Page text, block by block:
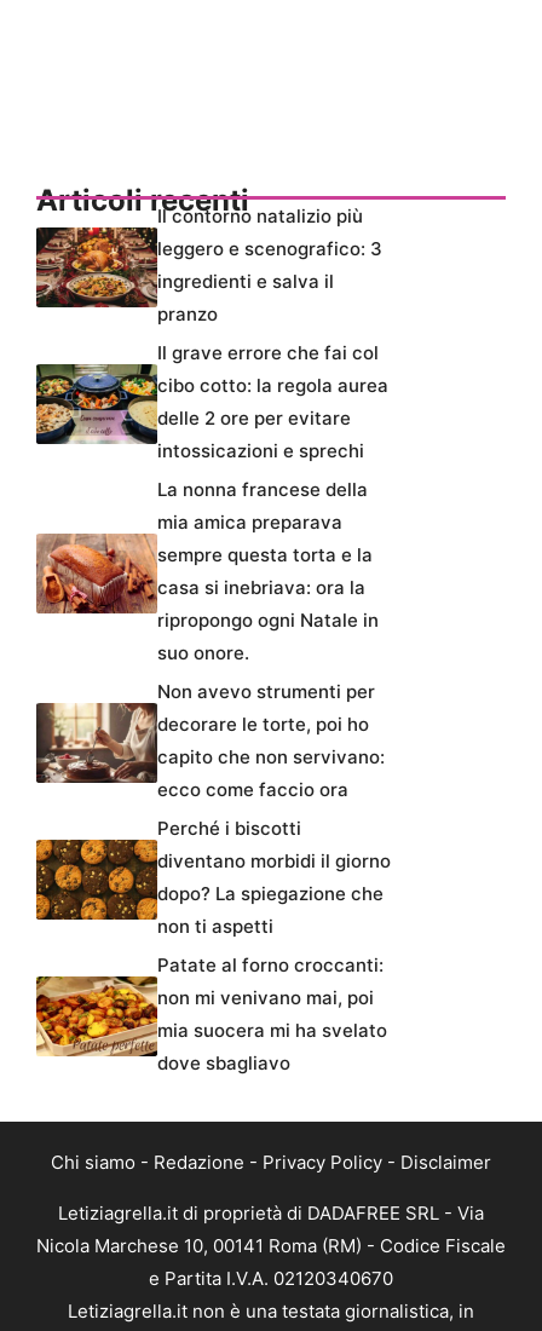
Articoli recentiIl contorno natalizio più
leggero e scenografico: 3
ingredienti e salva il
pranzo
Il grave errore che fai col
cibo cotto: la regola aurea
delle 2 ore per evitare
intossicazioni e sprechi
La nonna francese della
mia amica preparava
sempre questa torta e la
casa si inebriava: ora la
ripropongo ogni Natale in
suo onore.
Non avevo strumenti per
decorare le torte, poi ho
capito che non servivano:
ecco come faccio ora
Perché i biscotti
diventano morbidi il giorno
dopo? La spiegazione che
non ti aspetti
Patate al forno croccanti:
non mi venivano mai, poi
mia suocera mi ha svelato
dove sbagliavo
Chi siamo - Redazione - Privacy Policy - Disclaimer
Letiziagrella.it di proprietà di DADAFREE SRL - Via
Nicola Marchese 10, 00141 Roma (RM) - Codice Fiscale
e Partita I.V.A. 02120340670
Letiziagrella.it non è una testata giornalistica, in